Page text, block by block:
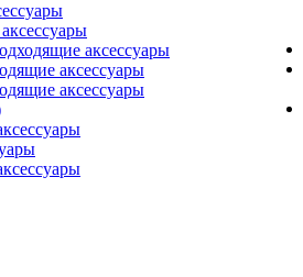
аксессуары
аксессуары
аксессуары